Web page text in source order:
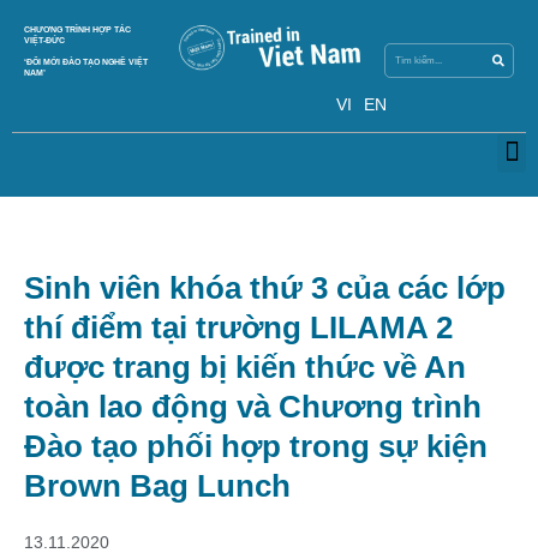
CHƯƠNG TRÌNH HỢP TÁC
VIỆT-ĐỨC
‘ĐỔI MỚI ĐÀO TẠO NGHỀ VIỆT
NAM’
VI EN
Sinh viên khóa thứ 3 của các lớp
thí điểm tại trường LILAMA 2
được trang bị kiến thức về An
toàn lao động và Chương trình
Đào tạo phối hợp trong sự kiện
Brown Bag Lunch
13.11.2020